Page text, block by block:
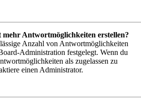
mehr Antwortmöglichkeiten erstellen?
Anzahl von Antwortmöglichkeiten
Administration festgelegt. Wenn du
als zugelassen zu
einen Administrator.